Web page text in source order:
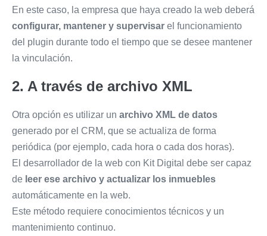
En este caso, la empresa que haya creado la web deberá
configurar, mantener y supervisar el funcionamiento
del plugin durante todo el tiempo que se desee mantener
la vinculación.
2. A través de archivo XML
Otra opción es utilizar un archivo XML de datos
generado por el CRM, que se actualiza de forma
periódica (por ejemplo, cada hora o cada dos horas).
El desarrollador de la web con Kit Digital debe ser capaz
de leer ese archivo y actualizar los inmuebles
automáticamente en la web.
Este método requiere conocimientos técnicos y un
mantenimiento continuo.